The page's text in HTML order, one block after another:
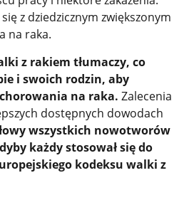
z dziedzicznym zwiększonym
na raka.
z rakiem tłumaczy, co
i swoich rodzin, aby
na raka. Zalecenia
dostępnych dowodach
wszystkich nowotworów
każdy stosował się do
kodeksu walki z